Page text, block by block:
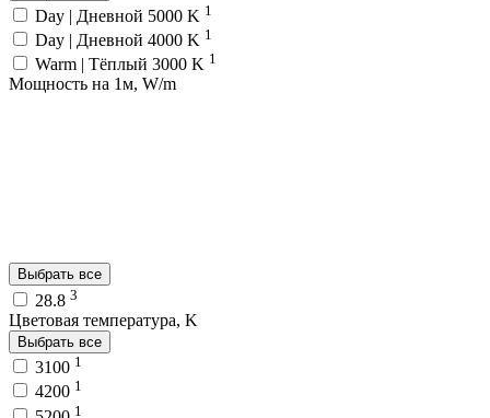
Day | Дневной 5000 K 1
Day | Дневной 4000 K 1
Warm | Тёплый 3000 K 1
Мощность на 1м, W/m
Выбрать все
28.8 3
Цветовая температура, K
Выбрать все
3100 1
4200 1
1